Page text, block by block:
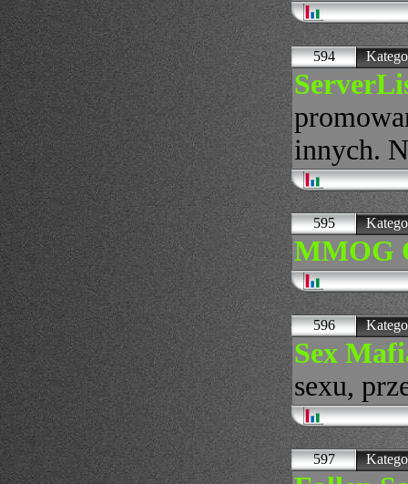
594
innych.
595
MMOG
596
Sex
sexu,
597